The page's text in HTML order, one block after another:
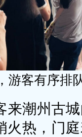
游客有序排
来潮州古
火热，门